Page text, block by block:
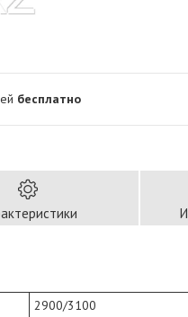
бесплатно
2900/3100